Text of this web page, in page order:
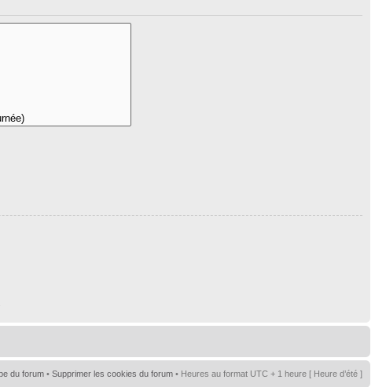
du forum • Supprimer les cookies du forum • Heures au format UTC + 1 heure [ Heure d’été ]